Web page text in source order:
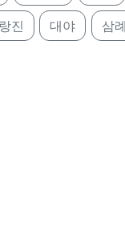
진 대야 삼례